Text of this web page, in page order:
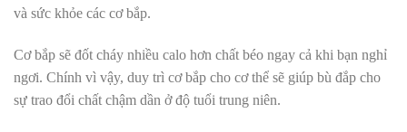
và sức khỏe các cơ bắp.
Cơ bắp sẽ đốt cháy nhiều calo hơn chất béo ngay cả khi bạn nghỉ
ngơi. Chính vì vậy, duy trì cơ bắp cho cơ thể sẽ giúp bù đắp cho
sự trao đổi chất chậm dần ở độ tuổi trung niên.